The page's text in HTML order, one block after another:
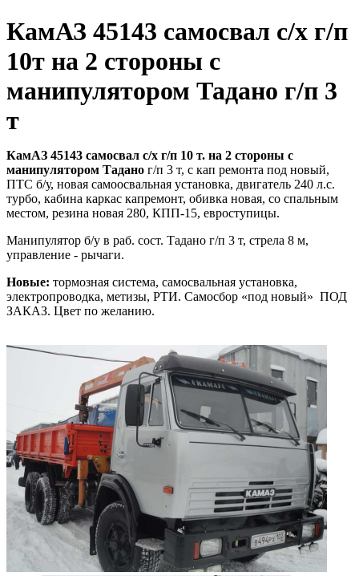
КамАЗ 45143 самосвал с/х г/п
10т на 2 стороны с
манипулятором Тадано г/п 3
т
КамАЗ 45143 самосвал с/х г/п 10 т. на 2 стороны с
манипулятором Тадано г/п 3 т, с кап ремонта под новый,
ПТС б/у, новая самоосвальная установка, двигатель 240 л.с.
турбо, кабина каркас капремонт, обивка новая, со спальным
местом, резина новая 280, КПП-15, евроступицы.
Манипулятор б/у в раб. сост. Тадано г/п 3 т, стрела 8 м,
управление - рычаги.
Новые: тормозная система, самосвальная установка,
электропроводка, метизы, РТИ. Самосбор «под новый» ПОД
ЗАКАЗ. Цвет по желанию.